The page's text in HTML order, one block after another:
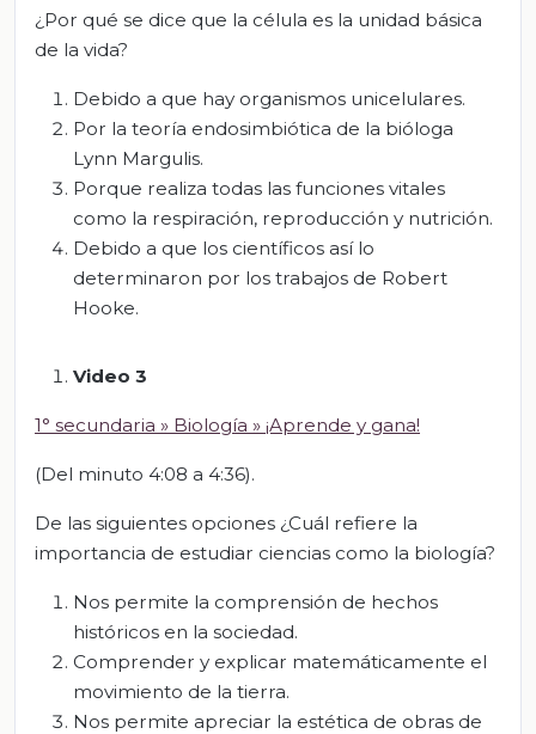
¿Por qué se dice que la célula es la unidad básica
de la vida?
Debido a que hay organismos unicelulares.
Por la teoría endosimbiótica de la bióloga
Lynn Margulis.
Porque realiza todas las funciones vitales
como la respiración, reproducción y nutrición.
Debido a que los científicos así lo
determinaron por los trabajos de Robert
Hooke.
Video 3
1° secundaria » Biología » ¡Aprende y gana!
(Del minuto 4:08 a 4:36).
De las siguientes opciones ¿Cuál refiere la
importancia de estudiar ciencias como la biología?
Nos permite la comprensión de hechos
históricos en la sociedad.
Comprender y explicar matemáticamente el
movimiento de la tierra.
Nos permite apreciar la estética de obras de